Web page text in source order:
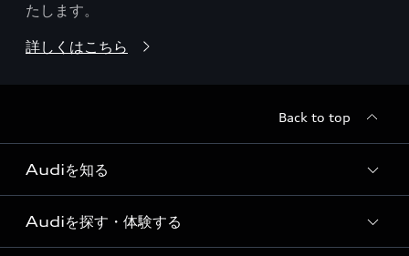
たします。
詳しくはこちら
Back to top
Audiを知る
Audi ブランド
Audiを探す・体験する